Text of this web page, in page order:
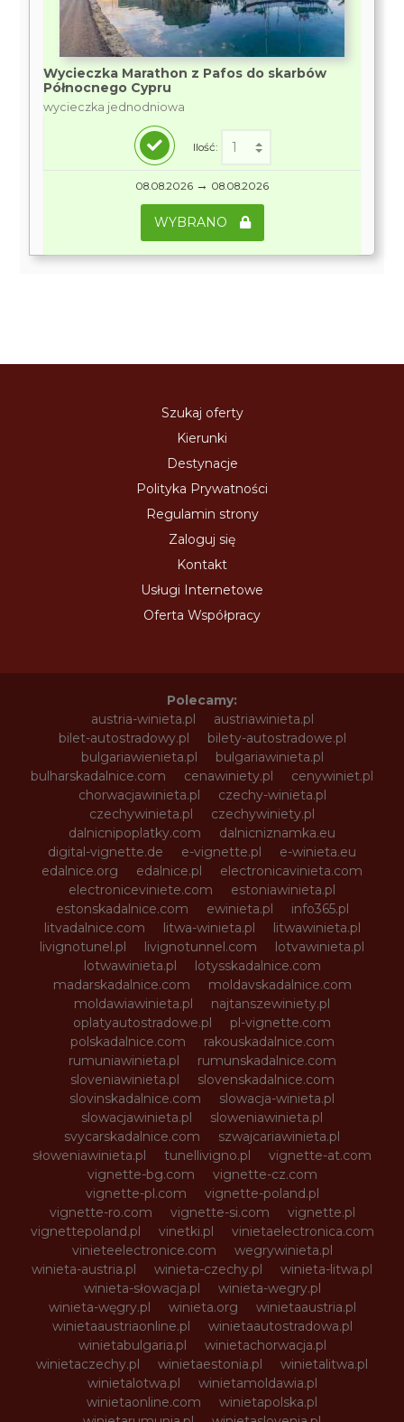
Wycieczka Marathon z Pafos do skarbów
Północnego Cypru
wycieczka jednodniowa
Ilość:
08.08.2026 → 08.08.2026
WYBRANO
Szukaj oferty
Kierunki
Destynacje
Polityka Prywatności
Regulamin strony
Zaloguj się
Kontakt
Usługi Internetowe
Oferta Współpracy
Polecamy:
austria-winieta.pl
austriawinieta.pl
bilet-autostradowy.pl
bilety-autostradowe.pl
bulgariawienieta.pl
bulgariawinieta.pl
bulharskadalnice.com
cenawiniety.pl
cenywiniet.pl
chorwacjawinieta.pl
czechy-winieta.pl
czechywinieta.pl
czechywiniety.pl
dalnicnipoplatky.com
dalnicniznamka.eu
digital-vignette.de
e-vignette.pl
e-winieta.eu
edalnice.org
edalnice.pl
electronicavinieta.com
electroniceviniete.com
estoniawinieta.pl
estonskadalnice.com
ewinieta.pl
info365.pl
litvadalnice.com
litwa-winieta.pl
litwawinieta.pl
livignotunel.pl
livignotunnel.com
lotvawinieta.pl
lotwawinieta.pl
lotysskadalnice.com
madarskadalnice.com
moldavskadalnice.com
moldawiawinieta.pl
najtanszewiniety.pl
oplatyautostradowe.pl
pl-vignette.com
polskadalnice.com
rakouskadalnice.com
rumuniawinieta.pl
rumunskadalnice.com
sloveniawinieta.pl
slovenskadalnice.com
slovinskadalnice.com
slowacja-winieta.pl
slowacjawinieta.pl
sloweniawinieta.pl
svycarskadalnice.com
szwajcariawinieta.pl
słoweniawinieta.pl
tunellivigno.pl
vignette-at.com
vignette-bg.com
vignette-cz.com
vignette-pl.com
vignette-poland.pl
vignette-ro.com
vignette-si.com
vignette.pl
vignettepoland.pl
vinetki.pl
vinietaelectronica.com
vinieteelectronice.com
wegrywinieta.pl
winieta-austria.pl
winieta-czechy.pl
winieta-litwa.pl
winieta-słowacja.pl
winieta-wegry.pl
winieta-węgry.pl
winieta.org
winietaaustria.pl
winietaaustriaonline.pl
winietaautostradowa.pl
winietabulgaria.pl
winietachorwacja.pl
winietaczechy.pl
winietaestonia.pl
winietalitwa.pl
winietalotwa.pl
winietamoldawia.pl
winietaonline.com
winietapolska.pl